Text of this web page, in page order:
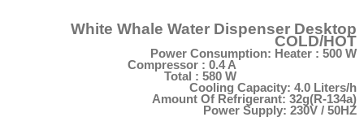
White Whale Water Dispenser Desktop
COLD/HOT
Power Consumption: Heater : 500 W
Compressor : 0.4 A
Cooling Capacity: 4.0 Liters/h
Amount Of Refrigerant: 32g(R-134a)
Power Supply: 230V / 50HZ